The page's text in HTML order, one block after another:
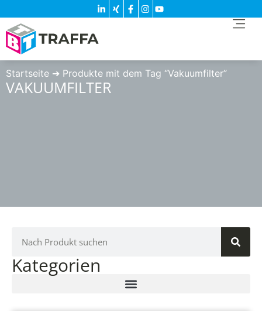
Startseite ➔ Produkte mit dem Tag “Vakuumfilter”
VAKUUMFILTER
Kategorien